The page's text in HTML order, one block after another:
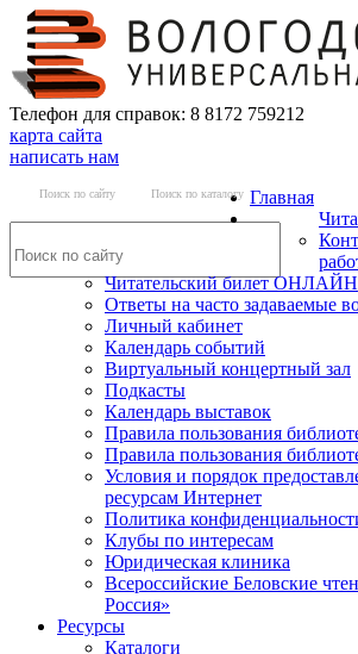
Телефон для справок: 8 8172 759212
карта сайта
написать нам
Поиск по сайту Поиск по каталогу Главная
Читательский билет ОНЛАЙН
Ответы на часто задаваемые
Личный кабинет
Календарь событий
Виртуальный концертный зал
Подкасты
Календарь выставок
Правила пользования
Правила пользования
Условия и порядок
ресурсам Интернет
Политика
Клубы по интересам
Юридическая клиника
Всероссийские Беловские
Россия»
Ресурсы
Каталоги